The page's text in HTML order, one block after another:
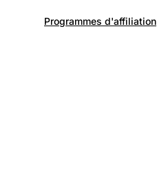
Programmes d'affiliation